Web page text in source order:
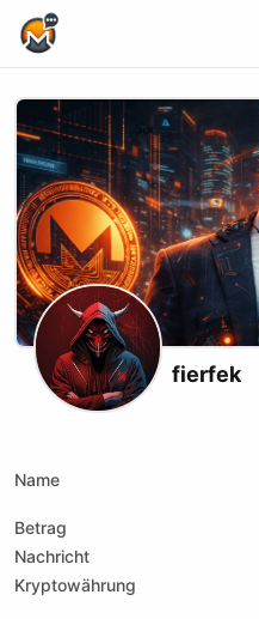
fierfek
Name
Betrag
Nachricht
Kryptowährung